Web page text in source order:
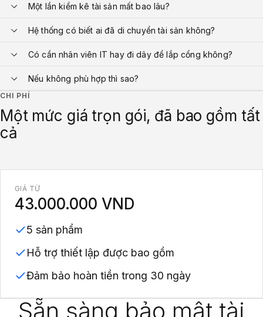
Một lần kiểm kê tài sản mất bao lâu?
Hệ thống có biết ai đã di chuyển tài sản không?
Có cần nhân viên IT hay đi dây để lắp cổng không?
Nếu không phù hợp thì sao?
CHI PHÍ
Một mức giá trọn gói, đã bao gồm tất
cả
GIÁ TỪ
43.000.000 VND
5 sản phẩm
Hỗ trợ thiết lập được bao gồm
Đảm bảo hoàn tiền trong 30 ngày
Sẵn sàng bảo mật tài